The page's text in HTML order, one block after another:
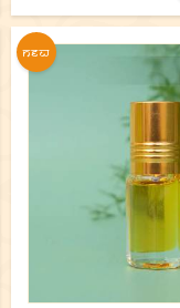
NEW